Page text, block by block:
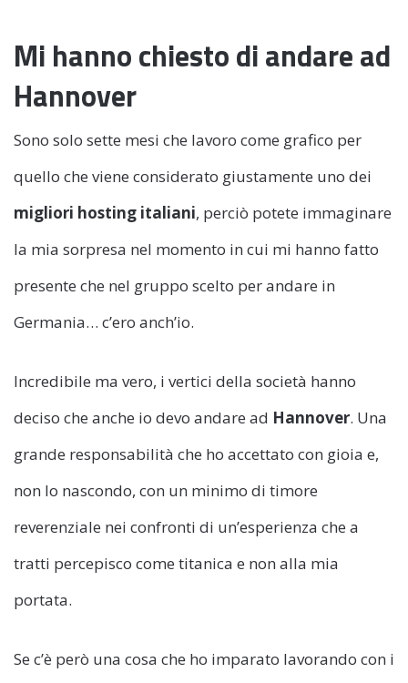
Mi hanno chiesto di andare ad
Hannover
Sono solo sette mesi che lavoro come grafico per
quello che viene considerato giustamente uno dei
migliori hosting italiani, perciò potete immaginare
la mia sorpresa nel momento in cui mi hanno fatto
presente che nel gruppo scelto per andare in
Germania… c’ero anch’io.
Incredibile ma vero, i vertici della società hanno
deciso che anche io devo andare ad Hannover. Una
grande responsabilità che ho accettato con gioia e,
non lo nascondo, con un minimo di timore
reverenziale nei confronti di un’esperienza che a
tratti percepisco come titanica e non alla mia
portata.
Se c’è però una cosa che ho imparato lavorando con i